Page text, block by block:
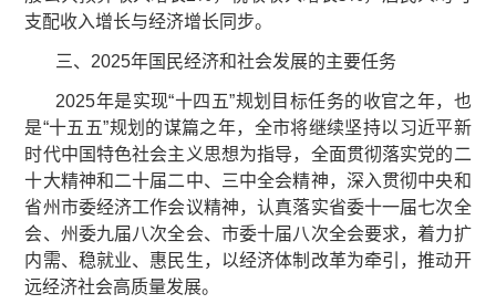
支配收入增长与经济增长同步。
三、2025年国民经济和社会发展的主要任务
2025年是实现“十四五”规划目标任务的收官之年，也
是“十五五”规划的谋篇之年，全市将继续坚持以习近平新
时代中国特色社会主义思想为指导，全面贯彻落实党的二
十大精神和二十届二中、三中全会精神，深入贯彻中央和
省州市委经济工作会议精神，认真落实省委十一届七次全
会、州委九届八次全会、市委十届八次全会要求，着力扩
内需、稳就业、惠民生，以经济体制改革为牵引，推动开
远经济社会高质量发展。